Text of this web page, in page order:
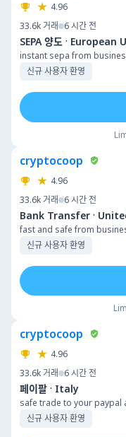
4.96
33.6k 거래 6 시간 전
SEPA 양도 · European
instant sepa from
신규 사용자 환영
cryptocoop
4.96
33.6k 거래 6 시간 전
Bank Transfer ·
fast and safe from
신규 사용자 환영
cryptocoop
4.96
33.6k 거래 6 시간 전
페이팔 · Italy
safe trade to your paypal
신규 사용자 환영